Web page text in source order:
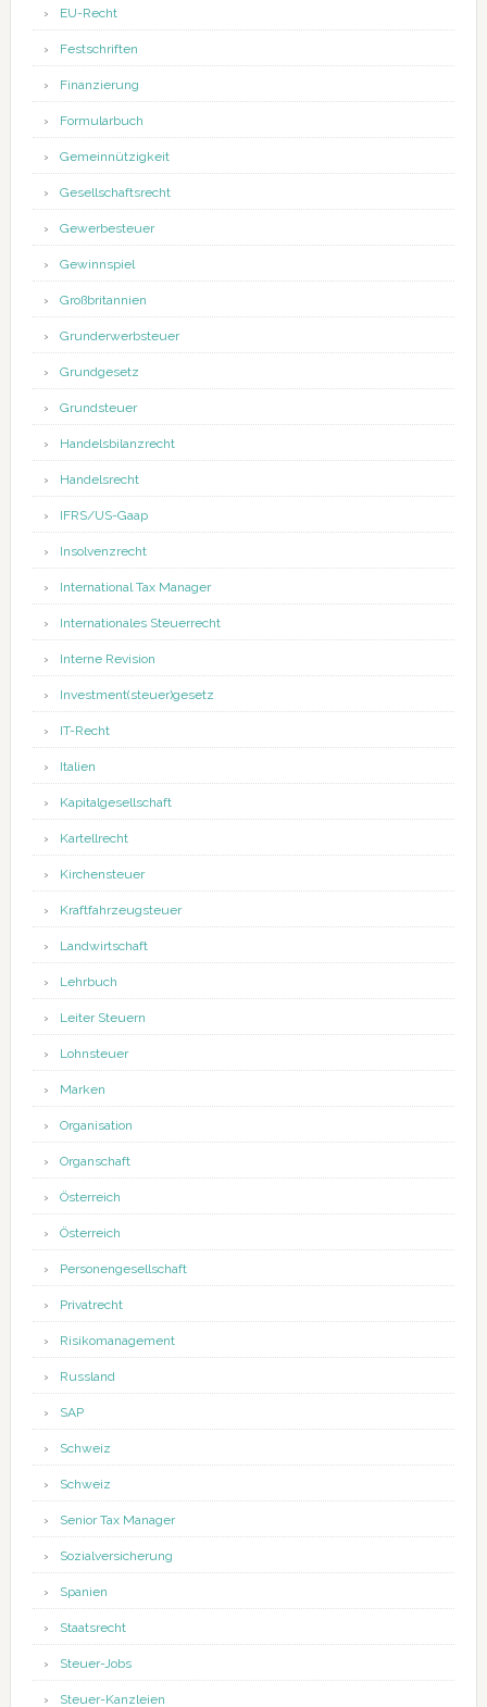
EU-Recht
Festschriften
Finanzierung
Formularbuch
Gemeinnützigkeit
Gesellschaftsrecht
Gewerbesteuer
Gewinnspiel
Großbritannien
Grunderwerbsteuer
Grundgesetz
Grundsteuer
Handelsbilanzrecht
Handelsrecht
IFRS/US-Gaap
Insolvenzrecht
International Tax Manager
Internationales Steuerrecht
Interne Revision
Investment(steuer)gesetz
IT-Recht
Italien
Kapitalgesellschaft
Kartellrecht
Kirchensteuer
Kraftfahrzeugsteuer
Landwirtschaft
Lehrbuch
Leiter Steuern
Lohnsteuer
Marken
Organisation
Organschaft
Österreich
Österreich
Personengesellschaft
Privatrecht
Risikomanagement
Russland
SAP
Schweiz
Schweiz
Senior Tax Manager
Sozialversicherung
Spanien
Staatsrecht
Steuer-Jobs
Steuer-Kanzleien